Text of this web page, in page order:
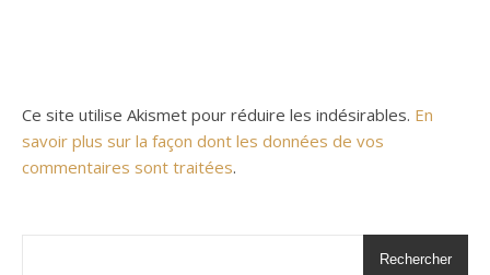
Ce site utilise Akismet pour réduire les indésirables. En
savoir plus sur la façon dont les données de vos
commentaires sont traitées.
Rechercher